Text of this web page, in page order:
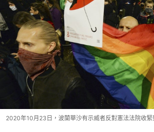
2020年10月23日，波蘭華沙有示威者反對憲法法院收緊